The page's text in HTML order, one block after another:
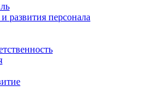
развития персонала